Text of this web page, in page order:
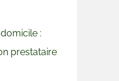
:
prestataire